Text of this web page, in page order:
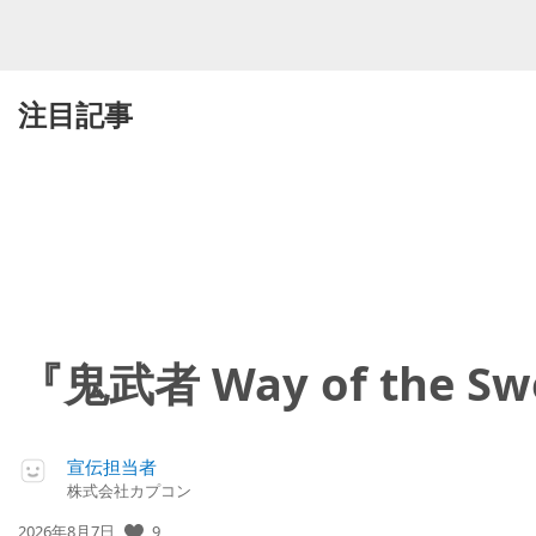
注目記事
『鬼武者 Way of the
宣伝担当者
株式会社カプコン
公
9